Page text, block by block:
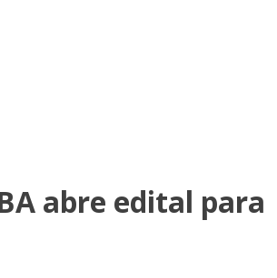
abre edital para